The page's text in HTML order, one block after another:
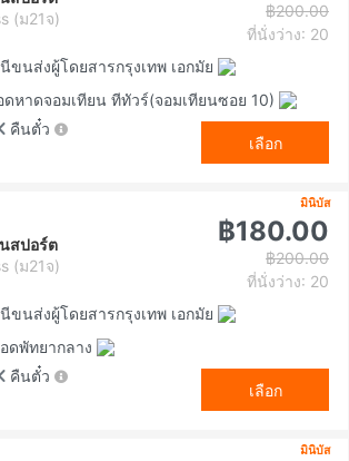
(ม21จ)
฿200.00
ที่นั่งว่าง: 20
ขนส่งผู้โดยสารกรุงเทพ เอกมัย
ดหาดจอมเทียน ทีทัวร์(จอมเทียนซอย 10)
คืนตั๋ว
เลือก
มินิบัส
สปอร์ต
(ม21จ)
฿180.00
฿200.00
ที่นั่งว่าง: 20
ขนส่งผู้โดยสารกรุงเทพ เอกมัย
ดพัทยากลาง
คืนตั๋ว
เลือก
มินิบัส